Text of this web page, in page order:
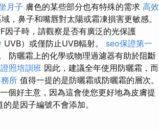
月子 膚色的某些部分也有特殊的需求 高效
，鼻子和嘴唇對太陽或霜凍損害更敏感。
因子時，請觀察是否有廣泛的光保護
UVB）或僅防止UVB輻射。 seo保證第一
防曬霜上的化學或物理過濾器有助於阻斷​​
照培訓班 因此，建議全年使用防曬霜，而
所 值得一提的是防曬霜或防曬霜的層次。
個好主意，因為這會使您更好地為皮膚提
是因子編號不會添加。